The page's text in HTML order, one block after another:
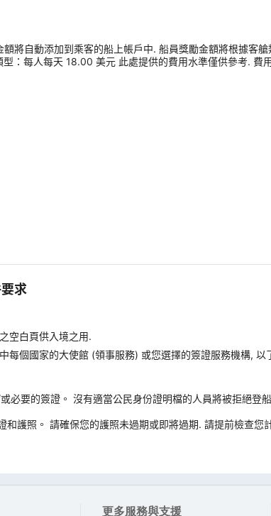
將自動添加到乘客的船上帳戶中. 船員獎勵金額將根據客
：每人每天 18.00 美元 此處提供的費用水準僅供參考. 費
求
空白頁供入境之用.
個國家的大使館 (領事服務) 或您選擇的簽證服務機構, 以
要的簽證。 沒有適當公民身份證明檔的人員將被拒絕登
護照。 請確保您的護照未過期或即將過期. 請提前檢查您
更多服務與支援